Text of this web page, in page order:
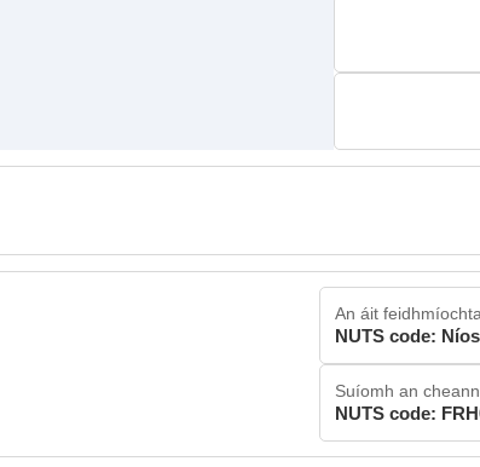
An áit
NUTS code:
Suíomh an
NUTS code: